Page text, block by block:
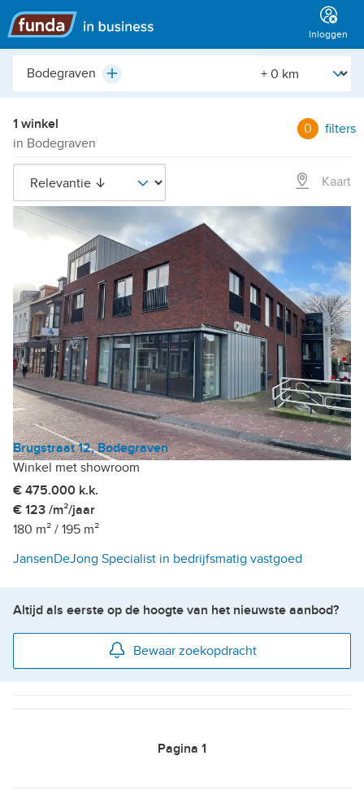
Hoofdmenu
Inloggen
Plaats,
etc.
Plus [Straal]
1 winkel
in Bodegraven
0 filters
Kaart
Brugstraat 12, Bodegraven
Winkel met showroom
€ 475.000 k.k.
€ 123 /m²/jaar
180 m² / 195 m²
JansenDeJong Specialist in bedrijfsmatig vastgoed
Altijd als eerste op de hoogte van het nieuwste aanbod?
Bewaar zoekopdracht
Pagina 1